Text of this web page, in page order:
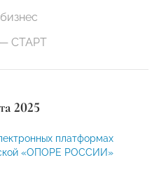
СТАРТ
2025
платформах
«ОПОРЕ РОССИИ»